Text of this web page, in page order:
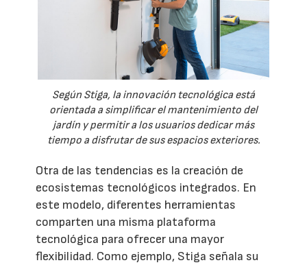
Según Stiga, la innovación tecnológica está
orientada a simplificar el mantenimiento del
jardín y permitir a los usuarios dedicar más
tiempo a disfrutar de sus espacios exteriores.
Otra de las tendencias es la creación de
ecosistemas tecnológicos integrados. En
este modelo, diferentes herramientas
comparten una misma plataforma
tecnológica para ofrecer una mayor
flexibilidad. Como ejemplo, Stiga señala su